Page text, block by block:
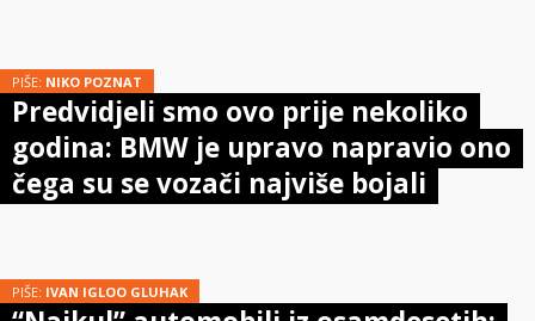
PIŠE: NIKO POZNAT
Predvidjeli smo ovo prije nekoliko
godina: BMW je upravo napravio ono
čega su se vozači najviše bojali
PIŠE: IVAN IGLOO GLUHAK